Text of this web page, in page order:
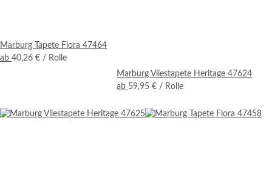
Marburg Tapete Flora 47464
ab 40,26 € / Rolle
Marburg Vliestapete Heritage 47624
ab 59,95 € / Rolle